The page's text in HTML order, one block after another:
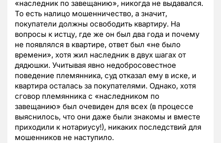
«наследник по завещанию», никогда не выдавался.
То есть налицо мошенничество, а значит,
покупатели должны освободить квартиру. На
вопросы к истцу, где же он был два года и почему
не появлялся в квартире, ответ был «не было
времени», хотя жил наследник в двух шагах от
дядюшки. Учитывая явно недобросовестное
поведение племянника, суд отказал ему в иске, и
квартира осталась за покупателями. Однако, хотя
сговор племянника с «наследником по
завещанию» был очевиден для всех (в процессе
выяснилось, что они даже были знакомы и вместе
приходили к нотариусу!), никаких последствий для
мошенников не наступило.